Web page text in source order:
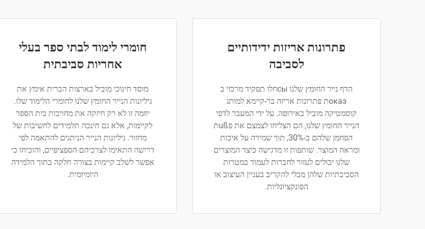
פתרונות אריזות ידידותיים
לסביבה
הדף נייר החומץ שלנו сыחלו תפקיד מרכזי ב
оказת פתרונות אריזה בר-קיימא למותג
קוסמטיקה מוביל באירופה. על ידי המעבר לדפי
הנייר החומץ שלנו, הם הצליחו לצמצם את פußת
הפחמן שלהם ב-30%, תוך שמירה על איכות
ומראה המוצר. שותפות זו מדגישה כיצד המוצרים
שלנו יכולים לעזור לחברות לעמוד במטרות
הסביבתיות שלהן מבלי להקריב בעניין העיצוב או
הפונקציונליות.
חומרי לימוד לבתי ספר בעלי
אחריות סביבתית
מוסד חינוכי מוביל בארצות הברית אימץ את
גיליונות הנייר החומץ שלנו לחומרי הלימוד שלו.
יוזמה זו לא רק חיזקה את מחויבות בית הספר
לקיימות, אלא גם חינכה תלמידים לחשיבות של
מחזור. גיליונות הנייר הניתנים להתאמה לפי
דרישה התאימו לצרכיהם הספציפיים, והוכיחו כי
אפשר לשלב קיימות בצורה חלקה בתוך הלמידה
היומיומית.